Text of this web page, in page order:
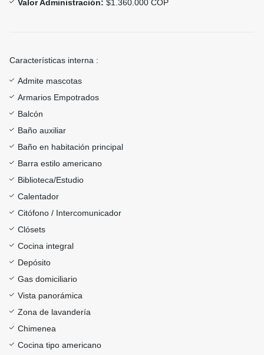
Valor Administración: $1.360.000 COP
Características interna :
Admite mascotas
Armarios Empotrados
Balcón
Baño auxiliar
Baño en habitación principal
Barra estilo americano
Biblioteca/Estudio
Calentador
Citófono / Intercomunicador
Clósets
Cocina integral
Depósito
Gas domiciliario
Vista panorámica
Zona de lavandería
Chimenea
Cocina tipo americano